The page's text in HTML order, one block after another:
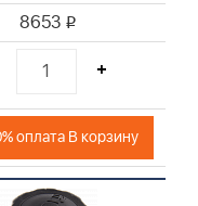
8653 i
+
оплата В корзину